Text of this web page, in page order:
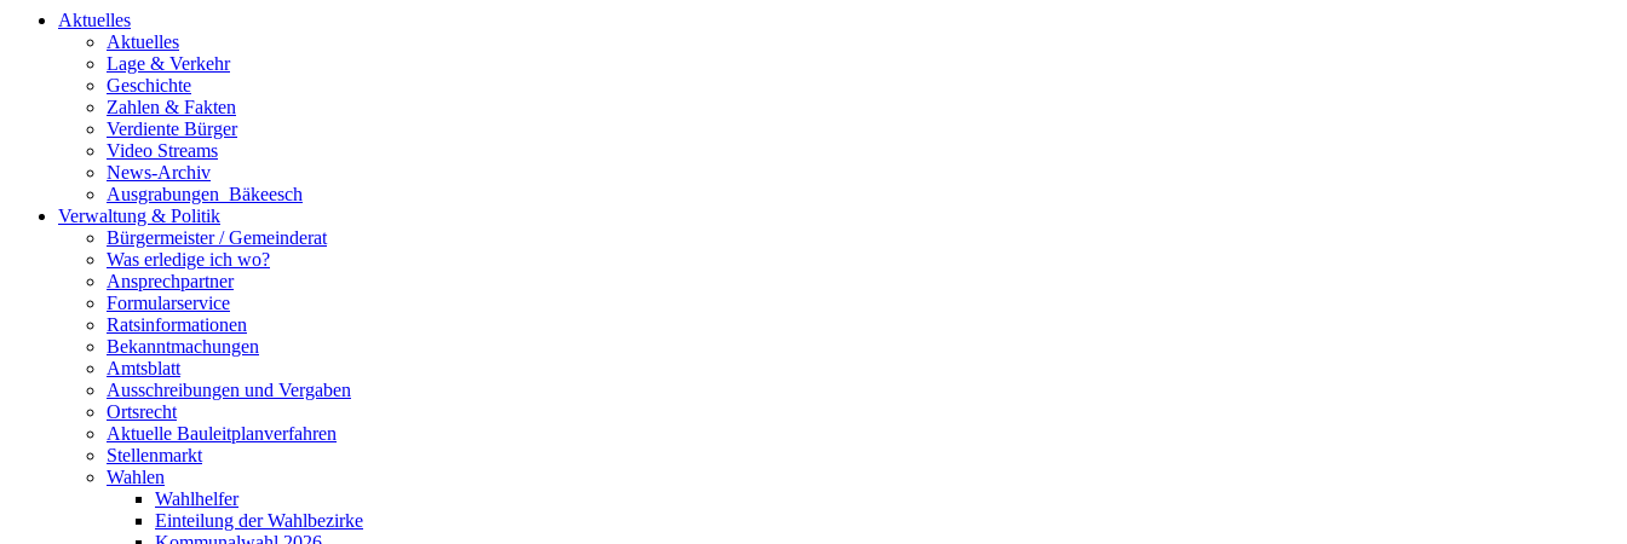
Aktuelles
Aktuelles
Lage & Verkehr
Geschichte
Zahlen & Fakten
Verdiente Bürger
Video Streams
News-Archiv
Ausgrabungen_Bäkeesch
Verwaltung & Politik
Bürgermeister / Gemeinderat
Was erledige ich wo?
Ansprechpartner
Formularservice
Ratsinformationen
Bekanntmachungen
Amtsblatt
Ausschreibungen und Vergaben
Ortsrecht
Aktuelle Bauleitplanverfahren
Stellenmarkt
Wahlen
Wahlhelfer
Einteilung der Wahlbezirke